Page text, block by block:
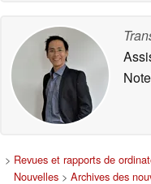
> Revues et rapports de
Nouvelles > Archives des